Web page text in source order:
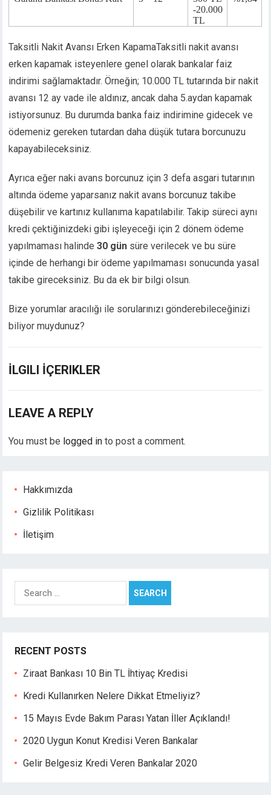
giriş
giriş
güncel giriş
giriş
giriş
giriş
Panel
-20.000
TL
Taksitli Nakit Avansı Erken KapamaTaksitli nakit avansı
erken kapamak isteyenlere genel olarak bankalar faiz
indirimi sağlamaktadır. Örneğin; 10.000 TL tutarında bir nakit
avansı 12 ay vade ile aldınız, ancak daha 5.aydan kapamak
istiyorsunuz. Bu durumda banka faiz indirimine gidecek ve
ödemeniz gereken tutardan daha düşük tutara borcunuzu
kapayabileceksiniz.
Ayrıca eğer naki avans borcunuz için 3 defa asgari tutarının
altında ödeme yaparsanız nakit avans borcunuz takibe
düşebilir ve kartınız kullanıma kapatılabilir. Takip süreci aynı
kredi çektiğinizdeki gibi işleyeceği için 2 dönem ödeme
yapılmaması halinde 30 gün süre verilecek ve bu süre
içinde de herhangi bir ödeme yapılmaması sonucunda yasal
takibe gireceksiniz. Bu da ek bir bilgi olsun.
Bize yorumlar aracılığı ile sorularınızı gönderebileceğinizi
biliyor muydunuz?
İLGILI İÇERIKLER
LEAVE A REPLY
You must be logged in to post a comment.
Hakkımızda
Gizlilik Politikası
İletişim
Search
for:
RECENT POSTS
Ziraat Bankası 10 Bin TL İhtiyaç Kredisi
Kredi Kullanırken Nelere Dikkat Etmeliyiz?
15 Mayıs Evde Bakım Parası Yatan İller Açıklandı!
2020 Uygun Konut Kredisi Veren Bankalar
Gelir Belgesiz Kredi Veren Bankalar 2020